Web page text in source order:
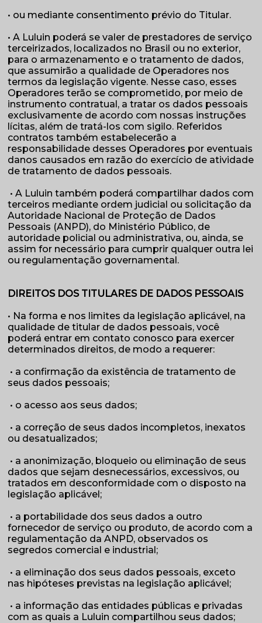
• ou mediante consentimento prévio do Titular.
• A Luluin poderá se valer de prestadores de serviço
terceirizados, localizados no Brasil ou no exterior,
para o armazenamento e o tratamento de dados,
que assumirão a qualidade de Operadores nos
termos da legislação vigente. Nesse caso, esses
Operadores terão se comprometido, por meio de
instrumento contratual, a tratar os dados pessoais
exclusivamente de acordo com nossas instruções
lícitas, além de tratá-los com sigilo. Referidos
contratos também estabelecerão a
responsabilidade desses Operadores por eventuais
danos causados em razão do exercício de atividade
de tratamento de dados pessoais.
• A Luluin também poderá compartilhar dados com
terceiros mediante ordem judicial ou solicitação da
Autoridade Nacional de Proteção de Dados
Pessoais (ANPD), do Ministério Público, de
autoridade policial ou administrativa, ou, ainda, se
assim for necessário para cumprir qualquer outra lei
ou regulamentação governamental.
DIREITOS DOS TITULARES DE DADOS PESSOAIS
• Na forma e nos limites da legislação aplicável, na
qualidade de titular de dados pessoais, você
poderá entrar em contato conosco para exercer
determinados direitos, de modo a requerer:
• a confirmação da existência de tratamento de
seus dados pessoais;
• o acesso aos seus dados;
• a correção de seus dados incompletos, inexatos
ou desatualizados;
• a anonimização, bloqueio ou eliminação de seus
dados que sejam desnecessários, excessivos, ou
tratados em desconformidade com o disposto na
legislação aplicável;
• a portabilidade dos seus dados a outro
fornecedor de serviço ou produto, de acordo com a
regulamentação da ANPD, observados os
segredos comercial e industrial;
• a eliminação dos seus dados pessoais, exceto
nas hipóteses previstas na legislação aplicável;
• a informação das entidades públicas e privadas
com as quais a Luluin compartilhou seus dados;